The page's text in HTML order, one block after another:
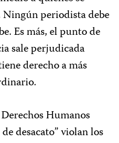
periodista debe
Es más, el punto de
sale perjudicada
derecho a más
Humanos
desacato” violan los